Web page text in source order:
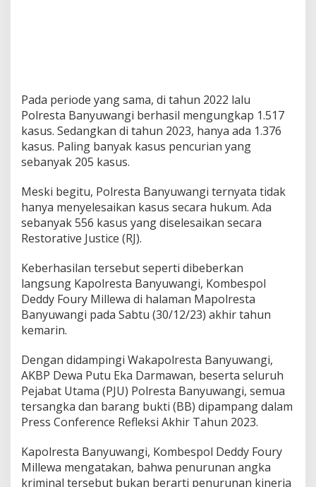
g
a
n
R
e
s
r
a
t
i
J
u
s
t
i
Pada periode yang sama, di tahun 2022 lalu
Polresta Banyuwangi berhasil mengungkap 1.517
kasus. Sedangkan di tahun 2023, hanya ada 1.376
kasus. Paling banyak kasus pencurian yang
sebanyak 205 kasus.
Meski begitu, Polresta Banyuwangi ternyata tidak
hanya menyelesaikan kasus secara hukum. Ada
sebanyak 556 kasus yang diselesaikan secara
Restorative Justice (RJ).
Keberhasilan tersebut seperti dibeberkan
langsung Kapolresta Banyuwangi, Kombespol
Deddy Foury Millewa di halaman Mapolresta
Banyuwangi pada Sabtu (30/12/23) akhir tahun
kemarin.
Dengan didampingi Wakapolresta Banyuwangi,
AKBP Dewa Putu Eka Darmawan, beserta seluruh
Pejabat Utama (PJU) Polresta Banyuwangi, semua
tersangka dan barang bukti (BB) dipampang dalam
Press Conference Refleksi Akhir Tahun 2023.
Kapolresta Banyuwangi, Kombespol Deddy Foury
Millewa mengatakan, bahwa penurunan angka
kriminal tersebut bukan berarti penurunan kinerja